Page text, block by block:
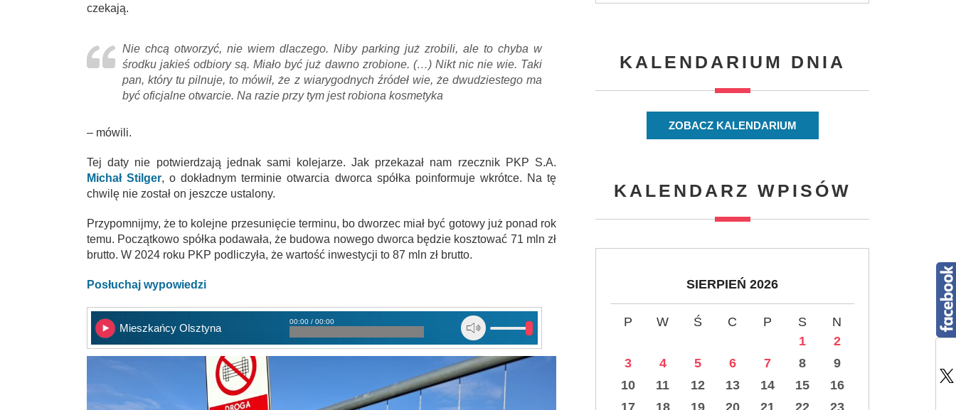
czekają.
Nie chcą otworzyć, nie wiem dlaczego. Niby parking już zrobili, ale to chyba w
środku jakieś odbiory są. Miało być już dawno zrobione. (…) Nikt nic nie wie. Taki
pan, który tu pilnuje, to mówił, że z wiarygodnych źródeł wie, że dwudziestego ma
być oficjalne otwarcie. Na razie przy tym jest robiona kosmetyka
– mówili.
Tej daty nie potwierdzają jednak sami kolejarze. Jak przekazał nam rzecznik PKP S.A.
Michał Stilger, o dokładnym terminie otwarcia dworca spółka poinformuje wkrótce. Na tę
chwilę nie został on jeszcze ustalony.
Przypomnijmy, że to kolejne przesunięcie terminu, bo dworzec miał być gotowy już ponad rok
temu. Początkowo spółka podawała, że budowa nowego dworca będzie kosztować 71 mln zł
brutto. W 2024 roku PKP podliczyła, że wartość inwestycji to 87 mln zł brutto.
Posłuchaj wypowiedzi
Mieszkańcy Olsztyna
00:00 / 00:00
KALENDARIUM DNIA
ZOBACZ KALENDARIUM
KALENDARZ WPISÓW
SIERPIEŃ 2026
P W Ś C P S
N
1
2
3
4 5 6 7 8
9
10
11 12 13 14 15
16